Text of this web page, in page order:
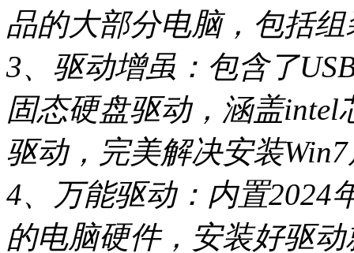
品的大部分电脑，包括
3、驱动增虽：包含了
固态硬盘驱动，涵盖intel
驱动，完美解决安装
4、万能驱动：内置2024
的电脑硬件，安装好驱